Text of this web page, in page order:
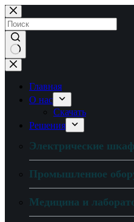
Перейти
к
содержанию
Нет
результатов
Главная
О нас
Скачать
Решения
Электрические
Промышленное
Медицина и